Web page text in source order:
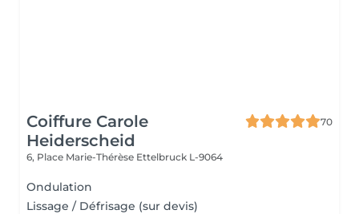
Coiffure Carole
Heiderscheid
70
6, Place Marie-Thérèse Ettelbruck L-9064
Ondulation
Lissage / Défrisage (sur devis)